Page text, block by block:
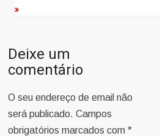
Deixe um
comentário
O seu endereço de email não
será publicado. Campos
obrigatórios marcados com*